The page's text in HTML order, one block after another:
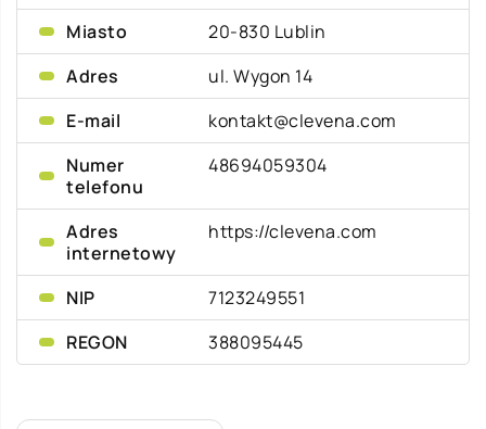
Miasto
20-830 Lublin
Adres
ul. Wygon 14
E-mail
kontakt@clevena.com
Numer
telefonu
48694059304
Adres
internetowy
https://clevena.com
NIP
7123249551
REGON
388095445